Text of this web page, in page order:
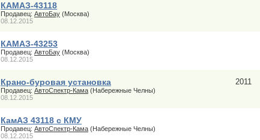
КАМАЗ-43118
Продавец: АвтоБау (Москва)
08.12.2015
КАМАЗ-43253
Продавец: АвтоБау (Москва)
08.12.2015
Крано-буровая установка
Продавец: АвтоСпектр-Кама (Набережные Челны)
08.12.2015
2011
КамАЗ 43118 с КМУ
Продавец: АвтоСпектр-Кама (Набережные Челны)
08.12.2015